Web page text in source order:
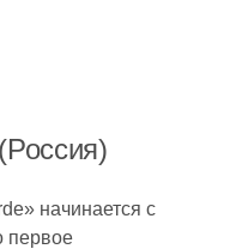
начинается с
первое